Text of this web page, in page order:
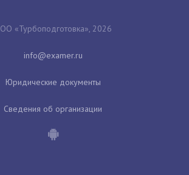
«Турбоподготовка», 2026
Юридические документы
Сведения об организации